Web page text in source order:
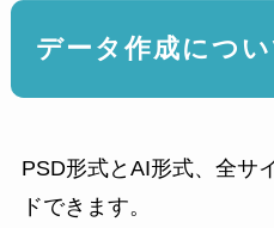
データ作成につい
PSD形式とAI形式、全サ
ドできます。